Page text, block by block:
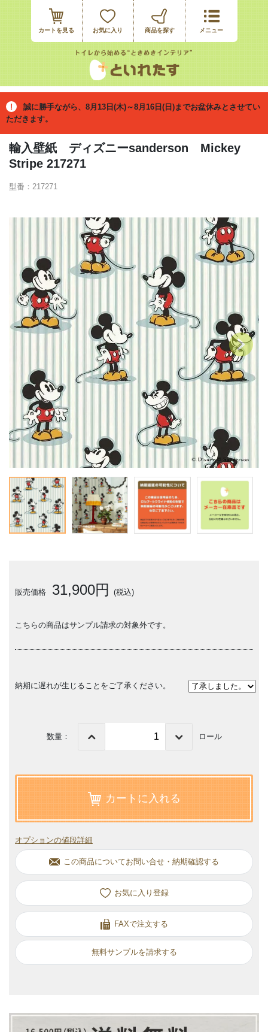
カートを見る お気に入り
誠に勝手ながら、8月13日(木)～8月16日(日)までお盆休みとさせてい
ただきます。
輸入壁紙 ディズニーsanderson Mickey
Stripe 217271
型番：217271
販売価格 31,900円 (税込)
こちらの商品はサンプル請求の対象外です。
納期に遅れが生じることをご了承ください。
数量： ロール
カートに入れる
オプションの値段詳細
この商品についてお問い合せ・納期確認する
お気に入り
FAXで注文する
無料サンプルを請求する